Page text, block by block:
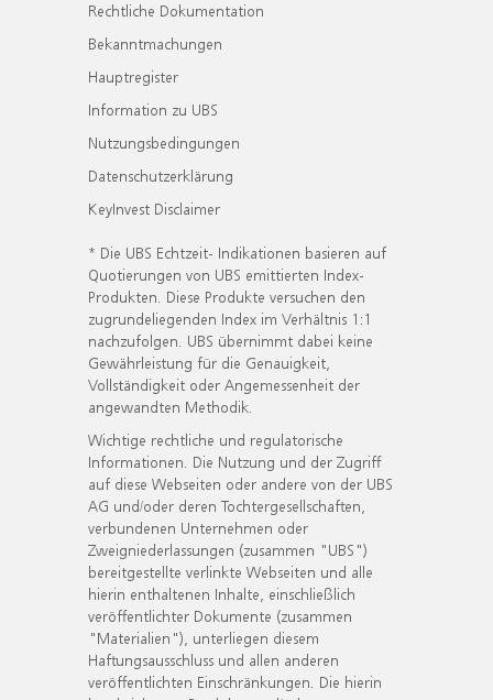
Rechtliche Dokumentation
Bekanntmachungen
Hauptregister
Information zu UBS
Nutzungsbedingungen
Datenschutzerklärung
KeyInvest Disclaimer
* Die UBS Echtzeit- Indikationen basieren auf
Quotierungen von UBS emittierten Index-
Produkten. Diese Produkte versuchen den
zugrundeliegenden Index im Verhältnis 1:1
nachzufolgen. UBS übernimmt dabei keine
Gewährleistung für die Genauigkeit,
Vollständigkeit oder Angemessenheit der
angewandten Methodik.
Wichtige rechtliche und regulatorische
Informationen. Die Nutzung und der Zugriff
auf diese Webseiten oder andere von der UBS
AG und/oder deren Tochtergesellschaften,
verbundenen Unternehmen oder
Zweigniederlassungen (zusammen "UBS")
bereitgestellte verlinkte Webseiten und alle
hierin enthaltenen Inhalte, einschließlich
veröffentlichter Dokumente (zusammen
"Materialien"), unterliegen diesem
Haftungsausschluss und allen anderen
veröffentlichten Einschränkungen. Die hierin